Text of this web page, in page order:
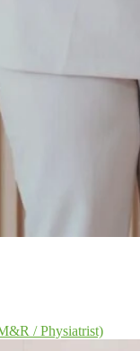
/ Physiatrist)